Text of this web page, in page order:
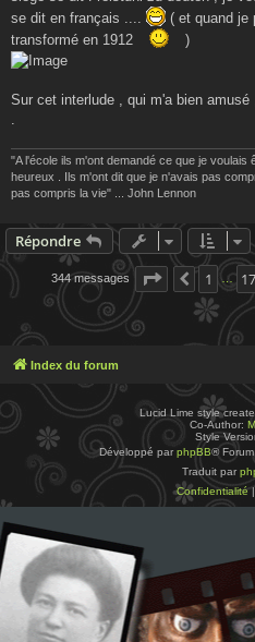
se dit en français ....
( et quand je
transformé en 1912
)
Sur cet interlude , qui m'a bien
"A l'école ils m'ont demandé ce que je
heureux . Ils m'ont dit que je n'avais pas
pas compris la vie" ... John Lennon
Répondre
344 messages Page 19 sur 23
1 … 17
Index du forum
Lucid Lime style
Co-Author:
Style
Développé par phpBB®
Traduit par
Confidentialité|